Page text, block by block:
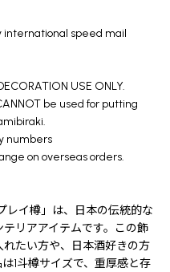
international speed mail
USE ONLY.
be used for putting
numbers
on overseas orders.
レイ樽」は、日本の伝統的な
リアアイテムです。この飾
たい方や、日本酒好きの方
1斗樽サイズで、重厚感と存